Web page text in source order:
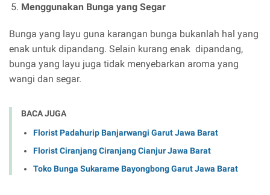
Menggunakan Bunga yang Segar
Bunga yang layu guna karangan bunga bukanlah hal yang
enak untuk dipandang. Selain kurang enak dipandang,
bunga yang layu juga tidak menyebarkan aroma yang
wangi dan segar.
BACA JUGA
Florist Padahurip Banjarwangi Garut Jawa Barat
Florist Ciranjang Ciranjang Cianjur Jawa Barat
Toko Bunga Sukarame Bayongbong Garut Jawa Barat